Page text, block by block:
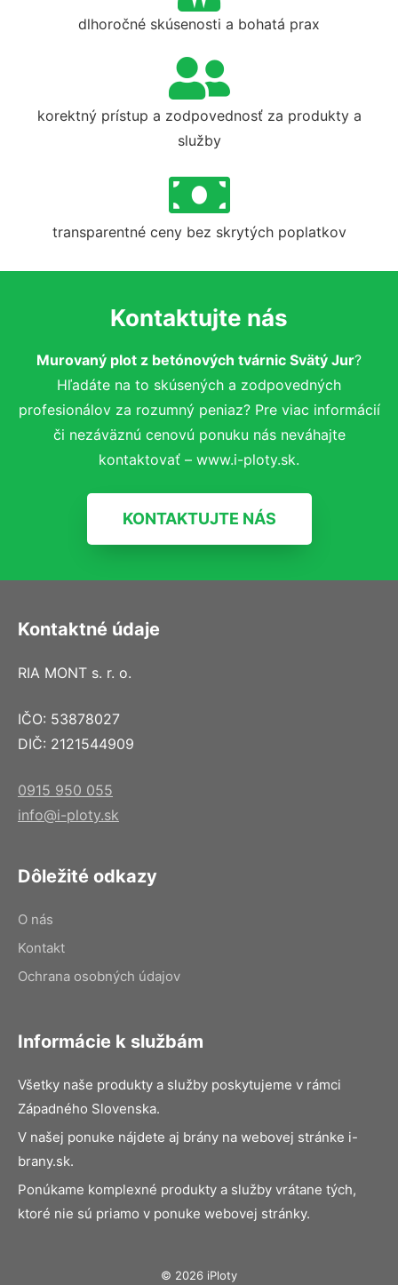
dlhoročné skúsenosti a bohatá prax
korektný prístup a zodpovednosť za produkty a
služby
transparentné ceny bez skrytých poplatkov
Kontaktujte nás
Murovaný plot z betónových tvárnic Svätý Jur?
Hľadáte na to skúsených a zodpovedných
profesionálov za rozumný peniaz? Pre viac informácií
či nezáväznú cenovú ponuku nás neváhajte
kontaktovať – www.i-ploty.sk.
KONTAKTUJTE NÁS
Kontaktné údaje
RIA MONT s. r. o.
IČO: 53878027
DIČ: 2121544909
0915 950 055
info@i-ploty.sk
Dôležité odkazy
O nás
Kontakt
Ochrana osobných údajov
Informácie k službám
Všetky naše produkty a služby poskytujeme v rámci
Západného Slovenska.
V našej ponuke nájdete aj brány na webovej stránke i-
brany.sk.
Ponúkame komplexné produkty a služby vrátane tých,
ktoré nie sú priamo v ponuke webovej stránky.
© 2026 iPloty